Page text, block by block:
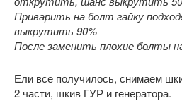
Приварить на болт гайку
выкрутить 90%
После заменить плохие болты
Ели все получилось, снимаем
2 части, шкив ГУР и генератора.